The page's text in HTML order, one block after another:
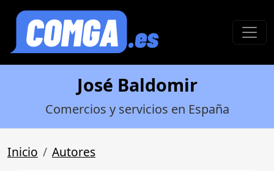
José Baldomir
Comercios y servicios en España
Inicio Autores